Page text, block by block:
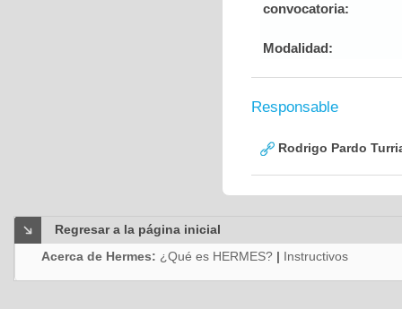
convocatoria:
Modalidad:
Responsable
Rodrigo Pardo
Regresar a la página inicial
Acerca de Hermes: ¿Qué es HERMES? | Instructivos